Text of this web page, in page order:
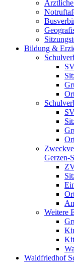
Bildung &
Gerzen-
Weitere
Waldfriedhof